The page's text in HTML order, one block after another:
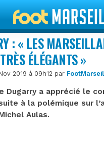
: « LES
ÉLÉGANTS »
2019 à 09h12 par
Dugarry a apprécié le
à la polémique sur
Aulas.